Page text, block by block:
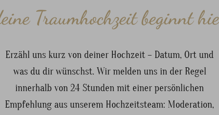
Traumhochzeit beginnt
Erzähl uns kurz von deiner Hochzeit – Datum, Ort und
was du dir wünschst. Wir melden uns in der Regel
innerhalb von 24 Stunden mit einer persönlichen
Empfehlung aus unserem Hochzeitsteam: Moderation,